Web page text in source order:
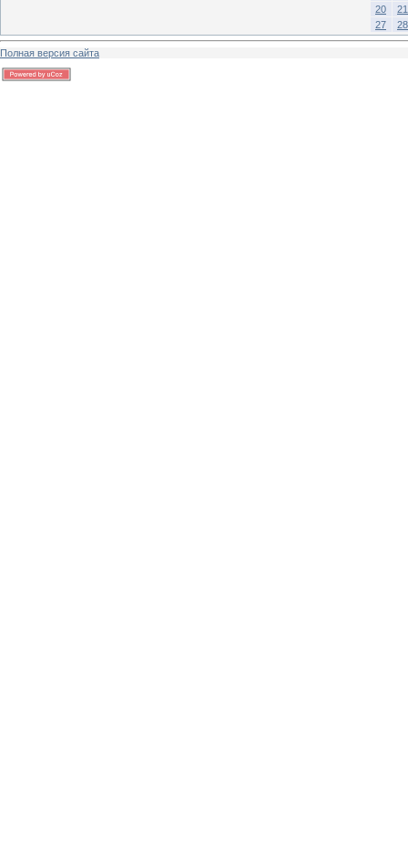
20
21
27
28
Полная версия сайта